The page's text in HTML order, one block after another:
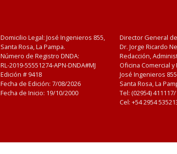
Domicilio Legal: José Ingenieros 855,
Santa Rosa, La Pampa.
Número de Registro DNDA:
RL-2019-55551274-APN-DNDA#MJ
Edición # 9418
Fecha de Edición: 7/08/2026
Fecha de Inicio: 19/10/2000
Director General
Dr. Jorge Ricardo
Redacción,
Oficina Comercial
José Ingenieros
Santa Rosa, La
Tel: (02954)
Cel: +54 2954